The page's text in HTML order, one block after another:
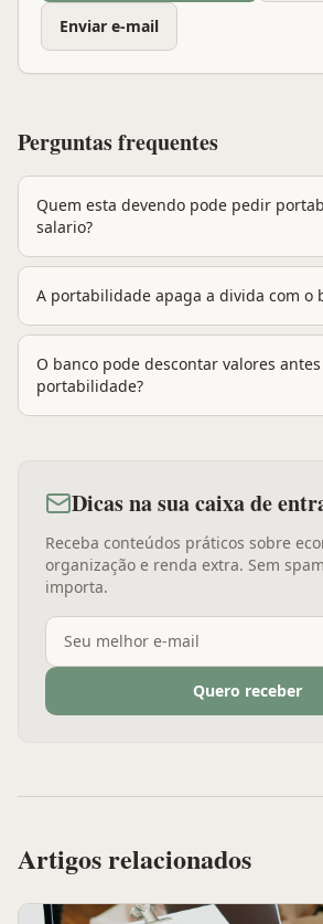
Enviar e-mail
Perguntas frequentes
Quem esta devendo pode pedir
salario?
A portabilidade apaga a divida com o
O banco pode descontar valores
portabilidade?
Dicas na sua caixa de
Receba conteúdos práticos sobre
organização e renda extra. Sem
importa.
Quero receber
Artigos relacionados